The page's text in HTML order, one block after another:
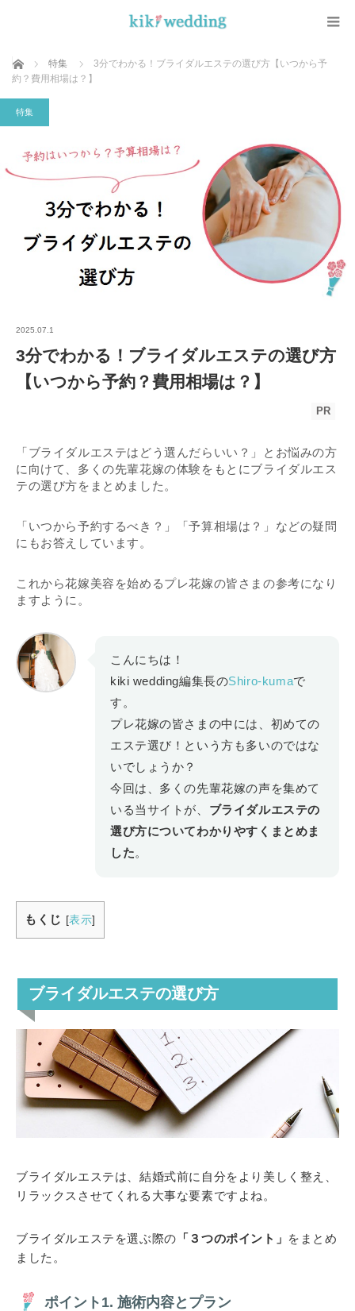
ホーム 特集
3分でわかる！ブライダルエステの選び方【いつから予
約？費用相場は？】
特集
2025.07.1
3分でわかる！ブライダルエステの選び方
【いつから予約？費用相場は？】
PR
「ブライダルエステはどう選んだらいい？」とお悩みの方
に向けて、多くの先輩花嫁の体験をもとにブライダルエス
テの選び方をまとめました。
「いつから予約するべき？」「予算相場は？」などの疑問
にもお答えしています。
これから花嫁美容を始めるプレ花嫁の皆さまの参考になり
ますように。
こんにちは！
kiki wedding編集長のShiro-kumaで
す。
プレ花嫁の皆さまの中には、初めての
エステ選び！という方も多いのではな
いでしょうか？
今回は、多くの先輩花嫁の声を集めて
いる当サイトが、 ブライダルエステの
選び方についてわかりやすくまとめま
した。
もくじ [表示]
ブライダルエステの選び方
ブライダルエステは、結婚式前に自分をより美しく整え、
リラックスさせてくれる大事な要素ですよね。
ブライダルエステを選ぶ際の 「３つのポイント」 をまとめ
ました。
ポイント1. 施術内容とプラン